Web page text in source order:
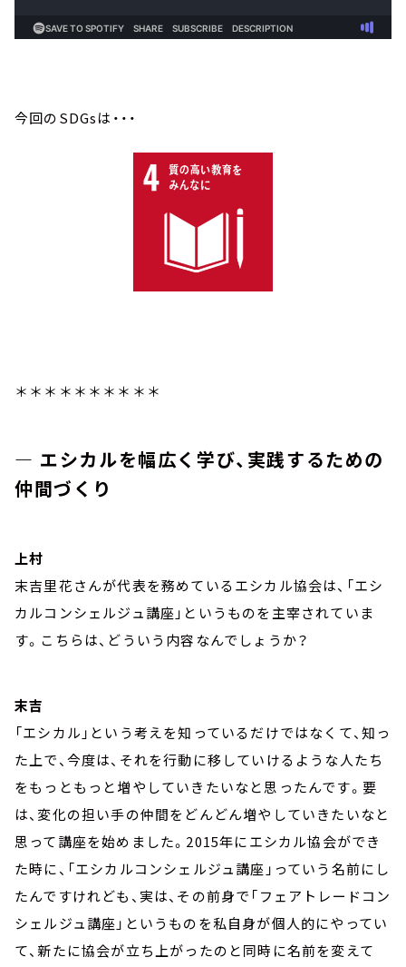
今回のSDGsは・・・
＊＊＊＊＊＊＊＊＊＊
― エシカルを幅広く学び、実践するための
仲間づくり
上村
末吉里花さんが代表を務めているエシカル協会は、「エシ
カルコンシェルジュ講座」というものを主宰されていま
す。こちらは、どういう内容なんでしょうか？
末吉
「エシカル」という考えを知っているだけではなくて、知っ
た上で、今度は、それを行動に移していけるような人たち
をもっともっと増やしていきたいなと思ったんです。要
は、変化の担い手の仲間をどんどん増やしていきたいなと
思って講座を始めました。2015年にエシカル協会ができ
た時に、「エシカルコンシェルジュ講座」っていう名前にし
たんですけれども、実は、その前身で「フェアトレードコン
シェルジュ講座」というものを私自身が個人的にやってい
て、新たに協会が立ち上がったのと同時に名前を変えて